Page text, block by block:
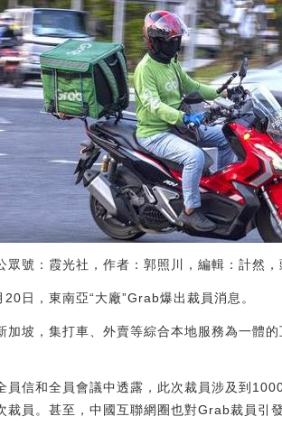
眾號：霞光社，作者：郭照川，編輯：計然
日，東南亞“大廠”Grab爆出裁員消息。
加坡，集打車、外賣等綜合本地服務為一體
員信和全員會議中透露，此次裁員涉及到
裁員。甚至，中國互聯網圈也對Grab裁員